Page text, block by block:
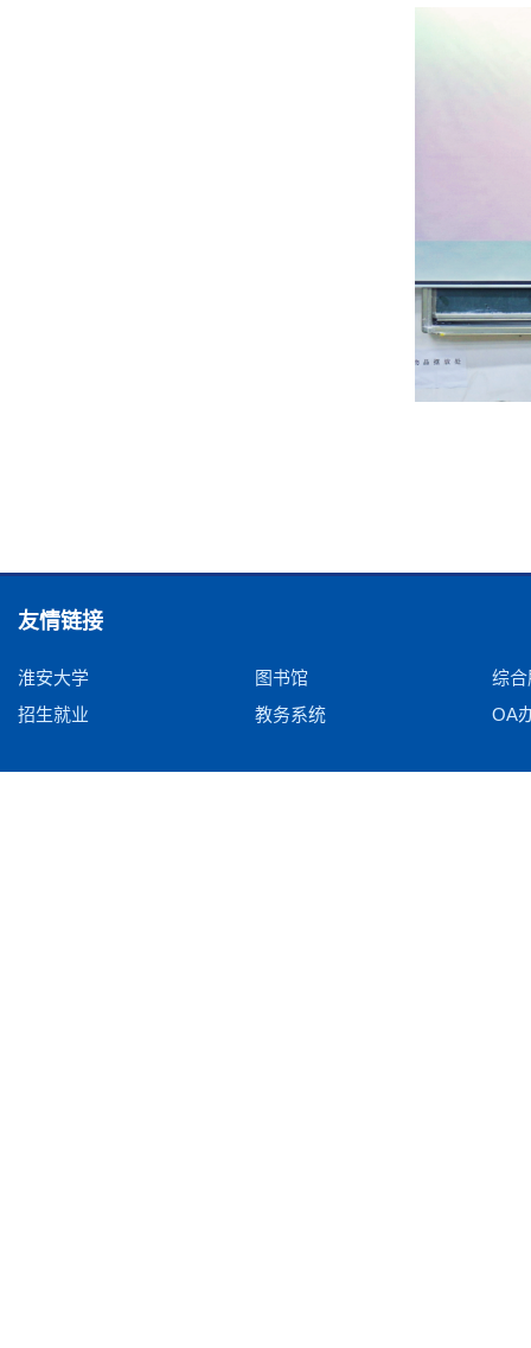
友情链接
淮安大学 图书馆
综
招生就业
教务系统 OA